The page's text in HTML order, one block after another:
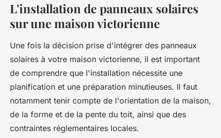
L'installation de panneaux solaires
sur une maison victorienne
Une fois la décision prise d'intégrer des panneaux
solaires à votre maison victorienne, il est important
de comprendre que l'installation nécessite une
planification et une préparation minutieuses. Il faut
notamment tenir compte de l'orientation de la maison,
de la forme et de la pente du toit, ainsi que des
contraintes réglementaires locales.